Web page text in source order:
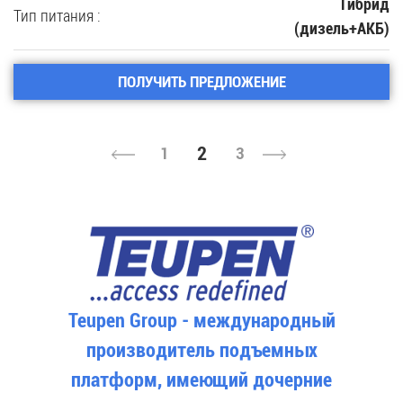
Тип питания :
Гибрид
(дизель+АКБ)
ПОЛУЧИТЬ ПРЕДЛОЖЕНИЕ
1 2 3
Teupen Group - международный
производитель подъемных
платформ, имеющий дочерние